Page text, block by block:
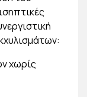
χωρίς